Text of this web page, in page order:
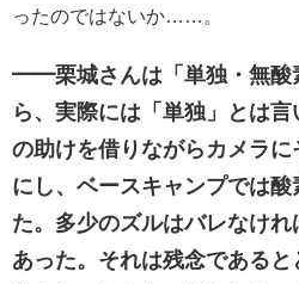
ったのではないか……。
━━栗城さんは「単独・無酸
ら、実際には「単独」とは
の助けを借りながらカメラに
にし、ベースキャンプでは
た。多少のズルはバレなけ
あった。それは残念である